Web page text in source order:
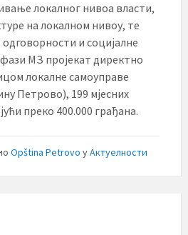
локалног нивоа власти,
на локалном нивоу, те
и социјалне
МЗ пројекат директно
локалне самоуправе
Петрово), 199 мјесних
преко 400.000 грађана.
Opština Petrovo уАктуелности